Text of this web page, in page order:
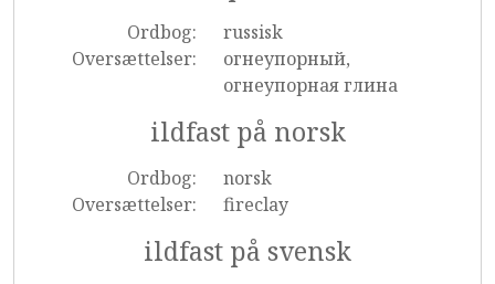
Ordbog:
russisk
Oversættelser:
огнеупорный,
огнеупорная глина
ildfast på norsk
Ordbog:
norsk
Oversættelser:
fireclay
ildfast på svensk